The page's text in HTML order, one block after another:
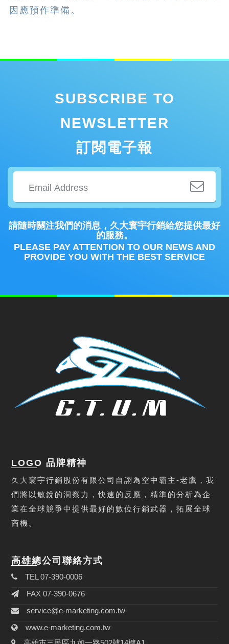
因應預作準備。
SUBSCRIBE TO
NEWSLETTER
訂閱電子報
請隨時關注我們的消息，久大寰宇行銷給您提供最好
的服務。
PLEASE PAY ATTENTION TO OUR NEWS AND
PROVIDE YOU WITH THE BEST SERVICE
LOGO 品牌精神
久大寰宇行銷股份有限公司自詡為空中霸主-老鷹，我
們將以敏銳的洞察力，快速的反應，精準的分析為企
業在全球競爭中提供最好的數位行銷武器，拓展全球
商機。
高雄總公司聯絡方式
TEL 07-390-0006
FAX 07-390-0676
service@e-marketing.com.tw
www.e-marketing.com.tw